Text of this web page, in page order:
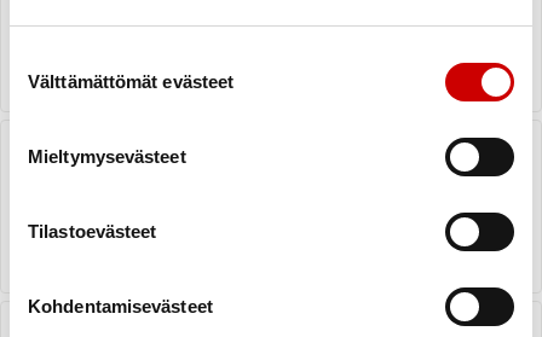
Välttämättömät evästeet
Mieltymysevästeet
Tilastoevästeet
Kohdentamisevästeet
hänen läheisen ensitietopäivät
LUE UUTINEN